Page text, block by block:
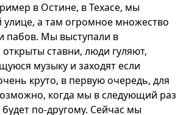
в Остине, в Техасе, мы
улице, а там огромное множество
пабов. Мы выступали в
ставни, люди гуляют,
музыку и заходят если
круто, в первую очередь, для
когда мы в следующий раз
будет по-другому. Сейчас мы